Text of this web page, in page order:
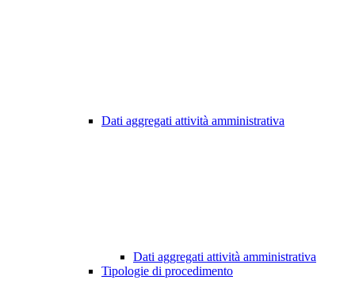
Dati aggregati attività amministrativa
Dati aggregati attività amministrativa
Tipologie di procedimento